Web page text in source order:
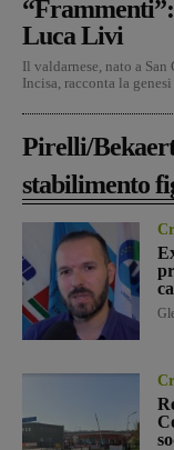
Luca Livi
Il valdarnese, nato a
Incisa, racconta la genesi
Pirelli/
stabilimento